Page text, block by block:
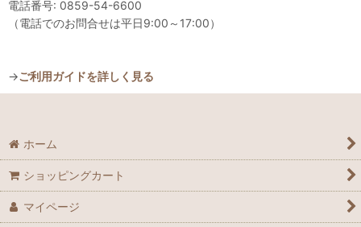
電話番号: 0859-54-6600
（電話でのお問合せは平日9:00～17:00）
→ご利用ガイドを詳しく見る
ホーム
ショッピングカート
マイページ